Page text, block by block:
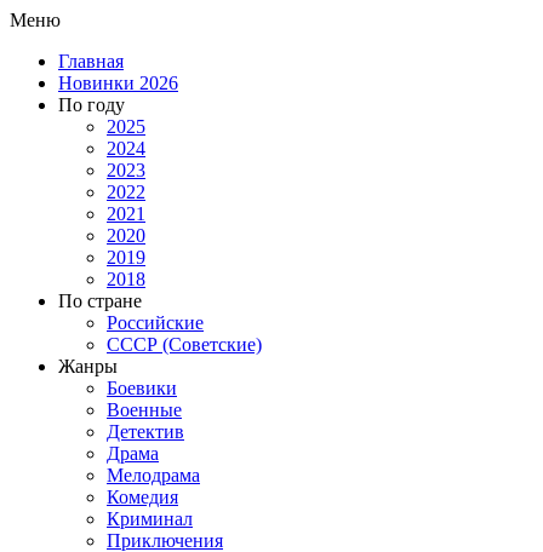
Меню
Главная
Новинки 2026
По году
2025
2024
2023
2022
2021
2020
2019
2018
По стране
Российские
СССР (Советские)
Жанры
Боевики
Военные
Детектив
Драма
Мелодрама
Комедия
Криминал
Приключения